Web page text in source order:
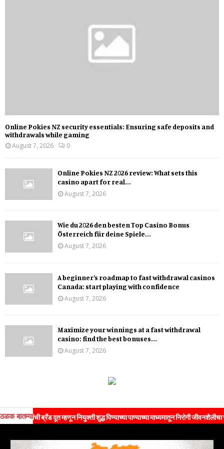
Online Pokies NZ security essentials: Ensuring safe deposits and
withdrawals while gaming
August 7, 2026
0
Online Pokies NZ 2026 review: What sets this
casino apart for real...
August 7, 2026
Wie du 2026 den besten Top Casino Bonus
Österreich für deine Spiele...
August 7, 2026
A beginner’s roadmap to fast withdrawal casinos
Canada: start playing with confidence
August 7, 2026
Maximize your winnings at a fast withdrawal
casino: find the best bonuses...
August 7, 2026
ठळक बातम्या
ब्रँड दूत म्हणून नियुक्ती शुद्ध पिण्याच्या पाण्याच्या माध्यमातून निरोगी जीवनशैलीचा संदेश